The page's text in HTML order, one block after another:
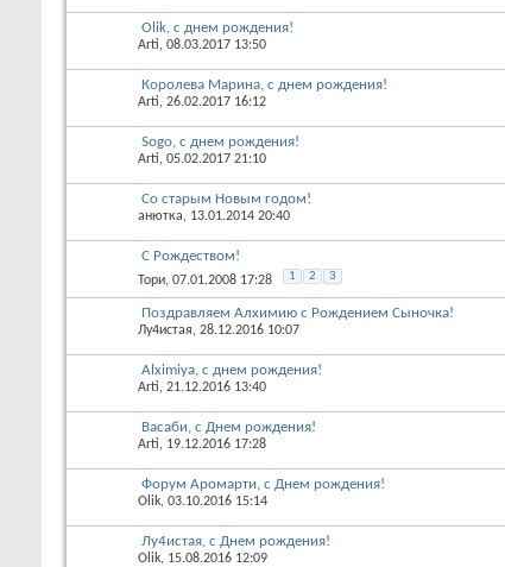
Olik, с днем рождения!
Arti, 08.03.2017 13:50
Королева Марина, с днем рождения!
Arti, 26.02.2017 16:12
Sogo, с днем рождения!
Arti, 05.02.2017 21:10
Со старым Новым годом!
анютка, 13.01.2014 20:40
С Рождеством!
Тори, 07.01.2008 17:28 1 2 3
Поздравляем Алхимию с Рождением Сыночка!
Лу4истая, 28.12.2016 10:07
Alximiya, с днем рождения!
Arti, 21.12.2016 13:40
Васаби, с Днем рождения!
Arti, 19.12.2016 17:28
Форум Аромарти, с Днем рождения!
Olik, 03.10.2016 15:14
Лу4истая, с Днем рождения!
Olik, 15.08.2016 12:09